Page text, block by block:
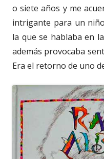
o siete años y me
intrigante para un
la que se hablaba en
además provocaba
Era el retorno de uno